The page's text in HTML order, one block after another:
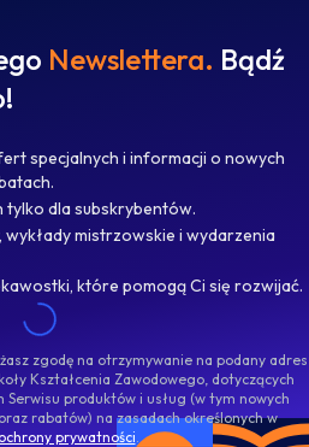
Newslettera. Bądź
specjalnych i informacji o nowych
dla subskrybentów.
mistrzowskie i wydarzenia
które pomogą Ci się rozwijać.
zgodę na otrzymywanie na podany adres
Kształcenia Zawodowego, dotyczących
produktów i usług (w tym nowych
rabatów) na zasadach określonych w
prywatności.